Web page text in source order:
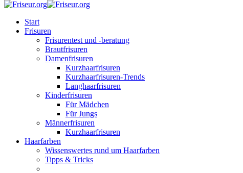
Start
Frisuren
Frisurentest und -beratung
Brautfrisuren
Damenfrisuren
Kurzhaarfrisuren
Kurzhaarfrisuren-Trends
Langhaarfrisuren
Kinderfrisuren
Für Mädchen
Für Jungs
Männerfrisuren
Kurzhaarfrisuren
Haarfarben
Wissenswertes rund um Haarfarben
Tipps & Tricks